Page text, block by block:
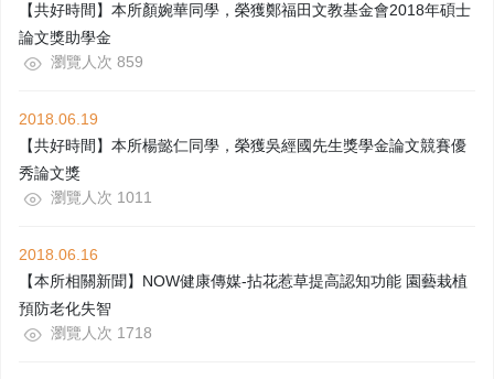
【共好時間】本所顏婉華同學，榮獲鄭福田文教基金會2018年碩士
論文獎助學金
瀏覽人次 859
2018.06.19
【共好時間】本所楊懿仁同學，榮獲吳經國先生獎學金論文競賽優
秀論文獎
瀏覽人次 1011
2018.06.16
【本所相關新聞】NOW健康傳媒-拈花惹草提高認知功能 園藝栽植
預防老化失智
瀏覽人次 1718